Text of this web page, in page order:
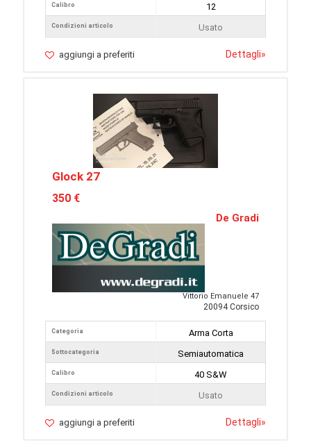
Calibro
Condizioni articolo
12
Usato
aggiungi a preferiti Dettagli»
Glock 27
350 €
De Gradi
Vittorio Emanuele 47
20094 Corsico
Categoria
Sottocategoria
Calibro
Condizioni articolo
Arma Corta
Semiautomatica
40 S&W
Usato
aggiungi a preferiti Dettagli»